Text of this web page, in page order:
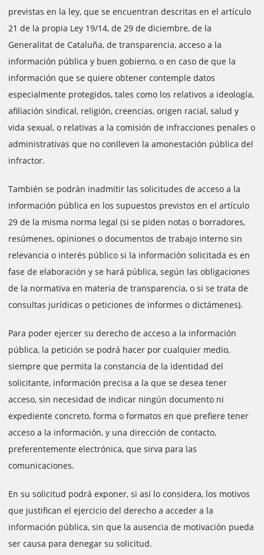
previstas en la ley, que se encuentran descritas en el artículo
21 de la propia Ley 19/14, de 29 de diciembre, de la
Generalitat de Cataluña, de transparencia, acceso a la
información pública y buen gobierno, o en caso de que la
información que se quiere obtener contemple datos
especialmente protegidos, tales como los relativos a ideología,
afiliación sindical, religión, creencias, origen racial, salud y
vida sexual, o relativas a la comisión de infracciones penales o
administrativas que no conlleven la amonestación pública del
infractor.
También se podrán inadmitir las solicitudes de acceso a la
información pública en los supuestos previstos en el artículo
29 de la misma norma legal (si se piden notas o borradores,
resúmenes, opiniones o documentos de trabajo interno sin
relevancia o interés público si la información solicitada es en
fase de elaboración y se hará pública, según las obligaciones
de la normativa en materia de transparencia, o si se trata de
consultas jurídicas o peticiones de informes o dictámenes).
Para poder ejercer su derecho de acceso a la información
pública, la petición se podrá hacer por cualquier medio,
siempre que permita la constancia de la identidad del
solicitante, información precisa a la que se desea tener
acceso, sin necesidad de indicar ningún documento ni
expediente concreto, forma o formatos en que prefiere tener
acceso a la información, y una dirección de contacto,
preferentemente electrónica, que sirva para las
comunicaciones.
En su solicitud podrá exponer, si así lo considera, los motivos
que justifican el ejercicio del derecho a acceder a la
información pública, sin que la ausencia de motivación pueda
ser causa para denegar su solicitud.